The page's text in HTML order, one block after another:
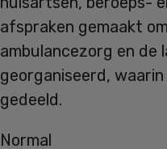
afspraken gemaakt
ambulancezorg en de
georganiseerd,
gedeeld.
Normal